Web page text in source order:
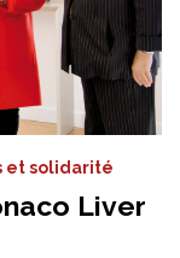
et solidarité
Liver